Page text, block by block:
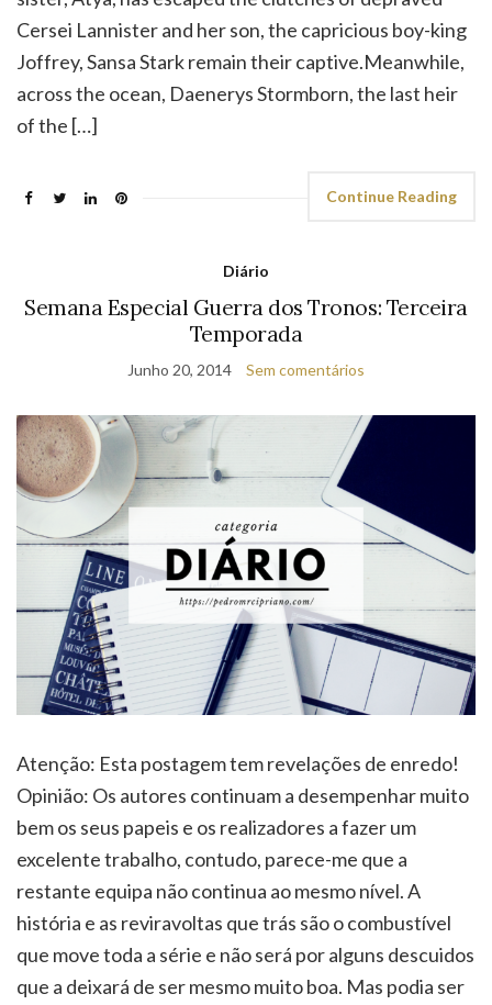
Cersei Lannister and her son, the capricious boy-king
Joffrey, Sansa Stark remain their captive.Meanwhile,
across the ocean, Daenerys Stormborn, the last heir
of the […]
Continue Reading
Diário
Semana Especial Guerra dos Tronos: Terceira
Temporada
Junho 20, 2014 Sem comentários
Atenção: Esta postagem tem revelações de enredo!
Opinião: Os autores continuam a desempenhar muito
bem os seus papeis e os realizadores a fazer um
excelente trabalho, contudo, parece-me que a
restante equipa não continua ao mesmo nível. A
história e as reviravoltas que trás são o combustível
que move toda a série e não será por alguns descuidos
que a deixará de ser mesmo muito boa. Mas podia ser